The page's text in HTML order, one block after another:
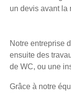
un devis avant la
Notre entreprise
ensuite des
de WC, ou une
Grâce à notre